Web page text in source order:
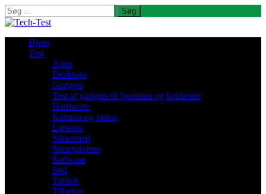
Søg
efter:
Hjem
Test
Apps
Desktops
Gadgets
Test af gadgets til hjemmet og køkkenet
Hardware
Kamera og video
Laptops
Sikkerhed
Smartphones
Software
Spil
Tablets
Tilbehør